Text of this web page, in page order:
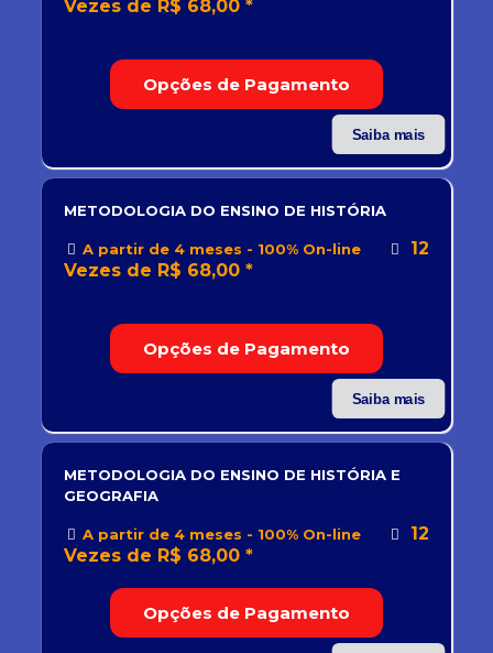
Opções de Pagamento
Saiba mais
Vezes de R$ 68,00 *
Opções de Pagamento
Saiba mais
METODOLOGIA DO ENSINO DE HISTÓRIA
A partir de 4 meses - 100% On-line
12
Vezes de R$ 68,00 *
Opções de Pagamento
METODOLOGIA DO ENSINO DE HISTÓRIA E
GEOGRAFIA
A partir de 4 meses - 100% On-line
12
Vezes de R$ 68,00 *